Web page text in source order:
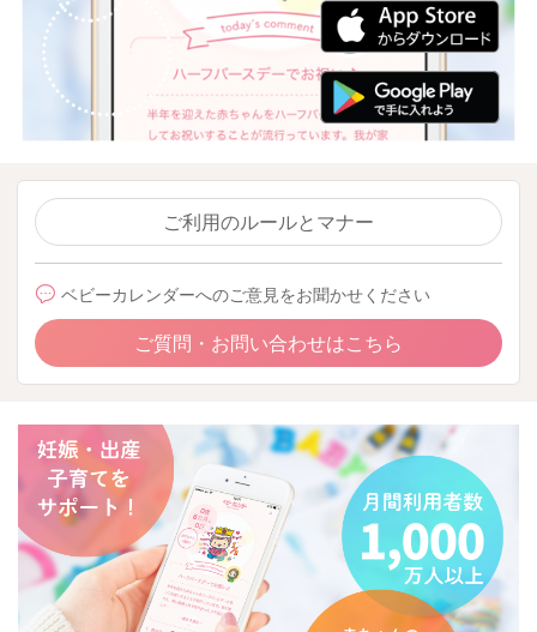
ご利用のルールとマナー
ベビーカレンダーへのご意見をお聞かせください
ご質問・お問い合わせはこちら